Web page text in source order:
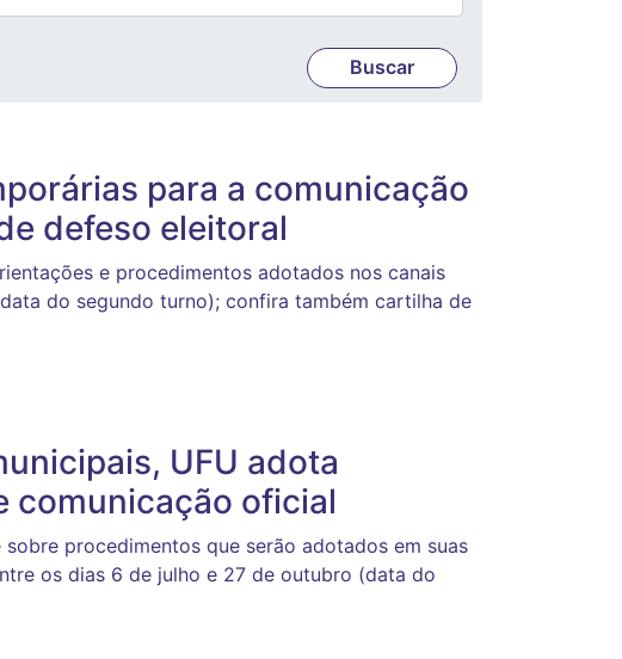
para a comunicação
defeso eleitoral
e procedimentos adotados nos canais
do segundo turno); confira também cartilha de
UFU adota
comunicação oficial
procedimentos que serão adotados em suas
os dias 6 de julho e 27 de outubro (data do